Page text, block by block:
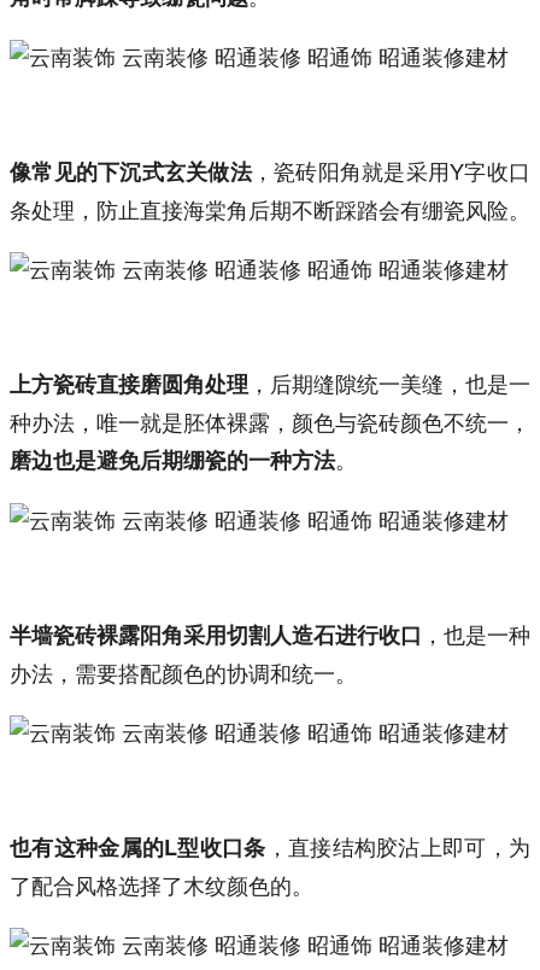
像常见的下沉式玄关做法，瓷砖阳角就是采用Y字收口
条处理，防止直接海棠角后期不断踩踏会有绷瓷风险。
上方瓷砖直接磨圆角处理 ，后期缝隙统一美缝，也是一
种办法，唯一就是胚体裸露，颜色与瓷砖颜色不统一，
磨边也是避免后期绷瓷的一种方法。
半墙瓷砖裸露阳角采用切割人造石进行收口 ，也是一种
办法，需要搭配颜色的协调和统一。
也有这种金属的L型收口条 ，直接结构胶沾上即可，为
了配合风格选择了木纹颜色的。